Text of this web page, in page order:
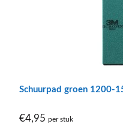
Schuurpad groen 1200-
€4,95 per stuk